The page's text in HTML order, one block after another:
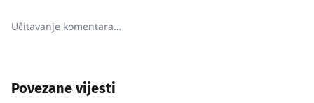
Učitavanje komentara…
Povezane vijesti